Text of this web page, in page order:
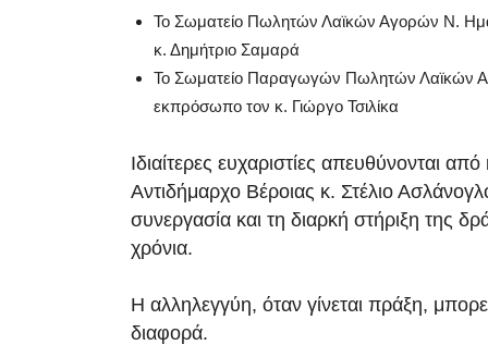
Το Σωματείο Πωλητών Λαϊκών Αγορών Ν.
κ. Δημήτριο Σαμαρά
Το Σωματείο Παραγωγών Πωλητών Λαϊκών
εκπρόσωπο τον κ. Γιώργο Τσιλίκα
Ιδιαίτερες ευχαριστίες απευθύνονται
Αντιδήμαρχο Βέροιας κ. Στέλιο
συνεργασία και τη διαρκή στήριξη της
χρόνια.
Η αλληλεγγύη, όταν γίνεται πράξη,
διαφορά.